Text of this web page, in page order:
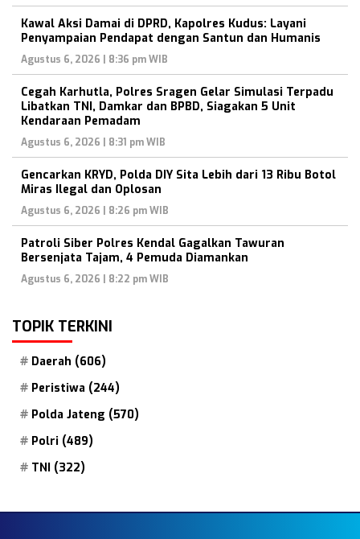
Kawal Aksi Damai di DPRD, Kapolres Kudus: Layani
Penyampaian Pendapat dengan Santun dan Humanis
Agustus 6, 2026 | 8:36 pm WIB
Cegah Karhutla, Polres Sragen Gelar Simulasi Terpadu
Libatkan TNI, Damkar dan BPBD, Siagakan 5 Unit
Kendaraan Pemadam
Agustus 6, 2026 | 8:31 pm WIB
Gencarkan KRYD, Polda DIY Sita Lebih dari 13 Ribu Botol
Miras Ilegal dan Oplosan
Agustus 6, 2026 | 8:26 pm WIB
Patroli Siber Polres Kendal Gagalkan Tawuran
Bersenjata Tajam, 4 Pemuda Diamankan
Agustus 6, 2026 | 8:22 pm WIB
TOPIK TERKINI
Daerah (606)
Peristiwa (244)
Polda Jateng (570)
Polri (489)
TNI (322)